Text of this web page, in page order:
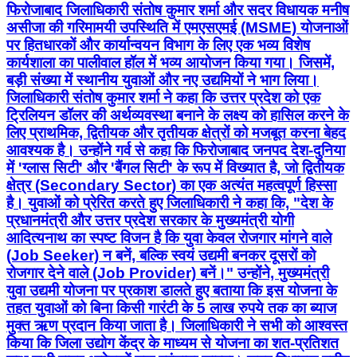
फिरोजाबाद जिलाधिकारी संतोष कुमार शर्मा और सदर विधायक मनीष
असीजा की गरिमामयी उपस्थिति में एमएसएमई (MSME) योजनाओं
पर हितधारकों और कार्यान्वयन विभाग के लिए एक भव्य विशेष
कार्यशाला का पालीवाल हॉल में भव्य आयोजन किया गया। जिसमें,
बड़ी संख्या में स्थानीय युवाओं और नए उद्यमियों ने भाग लिया।
जिलाधिकारी संतोष कुमार शर्मा ने कहा कि उत्तर प्रदेश को एक
ट्रिलियन डॉलर की अर्थव्यवस्था बनाने के लक्ष्य को हासिल करने के
लिए प्राथमिक, द्वितीयक और तृतीयक क्षेत्रों को मजबूत करना बेहद
आवश्यक है। उन्होंने गर्व से कहा कि फिरोजाबाद जनपद देश-दुनिया
में 'ग्लास सिटी' और 'बैंगल सिटी' के रूप में विख्यात है, जो द्वितीयक
क्षेत्र (Secondary Sector) का एक अत्यंत महत्वपूर्ण हिस्सा
है। युवाओं को प्रेरित करते हुए जिलाधिकारी ने कहा कि, "देश के
प्रधानमंत्री और उत्तर प्रदेश सरकार के मुख्यमंत्री योगी
आदित्यनाथ का स्पष्ट विजन है कि युवा केवल रोजगार मांगने वाले
(Job Seeker) न बनें, बल्कि स्वयं उद्यमी बनकर दूसरों को
रोजगार देने वाले (Job Provider) बनें।" उन्होंने, मुख्यमंत्री
युवा उद्यमी योजना पर प्रकाश डालते हुए बताया कि इस योजना के
तहत युवाओं को बिना किसी गारंटी के 5 लाख रुपये तक का ब्याज
मुक्त ऋण प्रदान किया जाता है। जिलाधिकारी ने सभी को आश्वस्त
किया कि जिला उद्योग केंद्र के माध्यम से योजना का शत-प्रतिशत